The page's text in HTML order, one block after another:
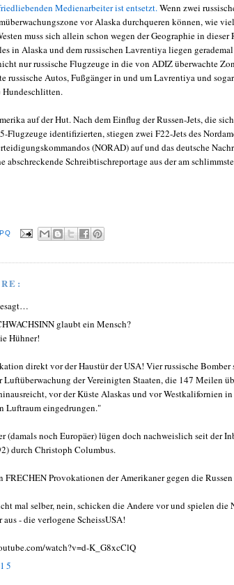
Medienarbeiter ist entsetzt. Wenn zwei
vor Alaska durchqueren können, wie
muss sich allein schon wegen der Geographie in dieser
in Alaska und dem russischen Lavrentiya liegen gerademal
nur russische Flugzeuge in die von ADIZ überwachte
russische Autos, Fußgänger in und um Lavrentiya und sogar
Hundeschlitten.
auf der Hut. Nach dem Einflug der Russen-Jets, die
Flugzeuge identifizierten, stiegen zwei F22-Jets des
(NORAD) auf und das deutsche
abschreckende Schreibtischreportage aus der am
glaubt ein Mensch?
Hühner!
direkt vor der Haustür der USA! Vier russische Bomber
Luftüberwachung der Vereinigten Staaten, die 147 Meilen
vor der Küste Alaskas und vor Westkalifornien in
Luftraum eingedrungen."
(damals noch Europäer) lügen doch nachweislich seit der
durch Christoph Columbus.
FRECHEN Provokationen der Amerikaner gegen die
mal selber, nein, schicken die Andere vor und spielen die
aus - die verlogene ScheissUSA!
watch?v=d-K_G8xcClQ